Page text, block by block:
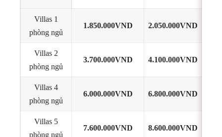
Villas 1
phòng ngủ
1.850.000VND 2.050.000VND
Villas 2
phòng ngủ
3.700.000VND 4.100.000VND
Villas 4
phòng ngủ
6.000.000VND 6.800.000VND
Villas 5
phòng ngủ
7.600.000VND 8.600.000VND